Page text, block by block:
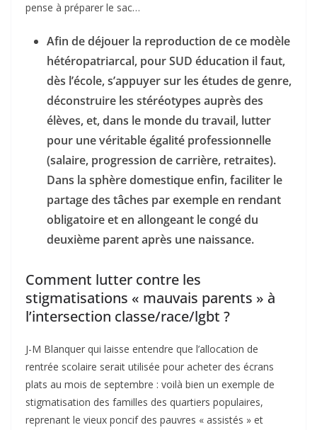
pense à préparer le sac…
Afin de déjouer la reproduction de ce modèle
hétéropatriarcal, pour SUD éducation il faut,
dès l’école, s’appuyer sur les études de genre,
déconstruire les stéréotypes auprès des
élèves, et, dans le monde du travail, lutter
pour une véritable égalité professionnelle
(salaire, progression de carrière, retraites).
Dans la sphère domestique enfin, faciliter le
partage des tâches par exemple en rendant
obligatoire et en allongeant le congé du
deuxième parent après une naissance.
Comment lutter contre les
stigmatisations « mauvais parents » à
l’intersection classe/race/lgbt ?
J-M Blanquer qui laisse entendre que l’allocation de
rentrée scolaire serait utilisée pour acheter des écrans
plats au mois de septembre : voilà bien un exemple de
stigmatisation des familles des quartiers populaires,
reprenant le vieux poncif des pauvres « assistés » et